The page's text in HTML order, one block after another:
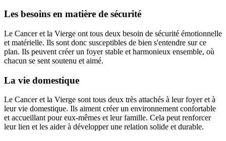
Les besoins en matière de sécurité
Le Cancer et la Vierge ont tous deux besoin de sécurité émotionnelle
et matérielle. Ils sont donc susceptibles de bien s'entendre sur ce
plan. Ils peuvent créer un foyer stable et harmonieux ensemble, où
chacun se sent soutenu et aimé.
La vie domestique
Le Cancer et la Vierge sont tous deux très attachés à leur foyer et à
leur vie domestique. Ils aiment créer un environnement confortable
et accueillant pour eux-mêmes et leur famille. Cela peut renforcer
leur lien et les aider à développer une relation solide et durable.